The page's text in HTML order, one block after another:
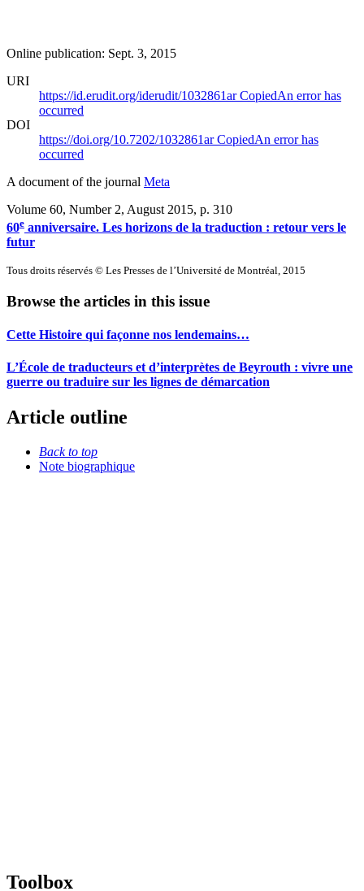
Online publication: Sept. 3, 2015
URI
https://id.erudit.org/iderudit/1032861arCopiedAn error has
occurred
DOI
https://doi.org/10.7202/1032861arCopiedAn error has
occurred
A document of the journal Meta
Volume 60, Number 2, August 2015, p. 310
60e anniversaire. Les horizons de la traduction : retour vers le
futur
Tous droits réservés © Les Presses de l’Université de Montréal, 2015
Browse the articles in this issue
Cette Histoire qui façonne nos lendemains…
L’École de traducteurs et d’interprètes de Beyrouth : vivre une
guerre ou traduire sur les lignes de démarcation
Article outline
Back to top
Note biographique
Toolbox